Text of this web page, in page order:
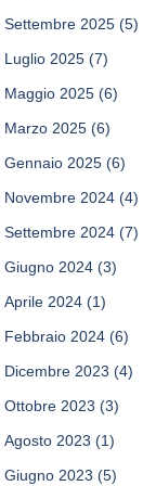
Settembre 2025 (5)
Luglio 2025 (7)
Maggio 2025 (6)
Marzo 2025 (6)
Gennaio 2025 (6)
Novembre 2024 (4)
Settembre 2024 (7)
Giugno 2024 (3)
Aprile 2024 (1)
Febbraio 2024 (6)
Dicembre 2023 (4)
Ottobre 2023 (3)
Agosto 2023 (1)
Giugno 2023 (5)